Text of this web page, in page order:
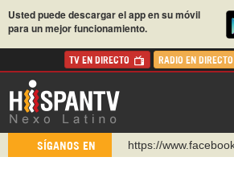
Usted puede descargar el app en su móvil
para un mejor funcionamiento.
TV EN DIRECTO RADIO EN DIRECTO
SÍGANOS EN
https://